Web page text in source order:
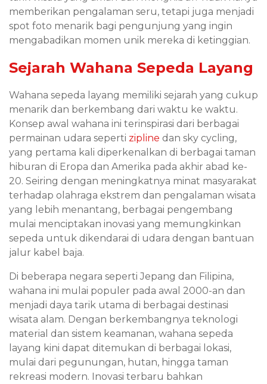
memberikan pengalaman seru, tetapi juga menjadi
spot foto menarik bagi pengunjung yang ingin
mengabadikan momen unik mereka di ketinggian.
Sejarah Wahana Sepeda Layang
Wahana sepeda layang memiliki sejarah yang cukup
menarik dan berkembang dari waktu ke waktu.
Konsep awal wahana ini terinspirasi dari berbagai
permainan udara seperti zipline dan sky cycling,
yang pertama kali diperkenalkan di berbagai taman
hiburan di Eropa dan Amerika pada akhir abad ke-
20. Seiring dengan meningkatnya minat masyarakat
terhadap olahraga ekstrem dan pengalaman wisata
yang lebih menantang, berbagai pengembang
mulai menciptakan inovasi yang memungkinkan
sepeda untuk dikendarai di udara dengan bantuan
jalur kabel baja.
Di beberapa negara seperti Jepang dan Filipina,
wahana ini mulai populer pada awal 2000-an dan
menjadi daya tarik utama di berbagai destinasi
wisata alam. Dengan berkembangnya teknologi
material dan sistem keamanan, wahana sepeda
layang kini dapat ditemukan di berbagai lokasi,
mulai dari pegunungan, hutan, hingga taman
rekreasi modern. Inovasi terbaru bahkan